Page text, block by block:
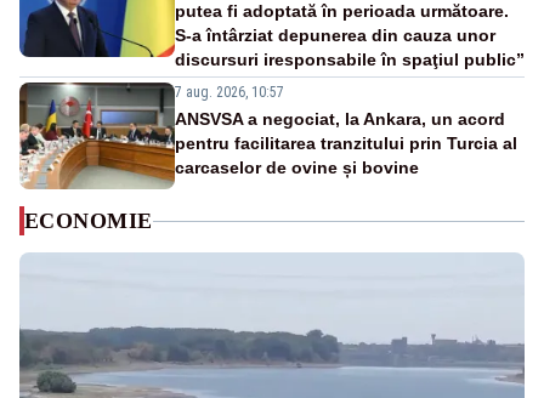
putea fi adoptată în perioada următoare.
S-a întârziat depunerea din cauza unor
discursuri iresponsabile în spaţiul public”
7 aug. 2026, 10:57
ANSVSA a negociat, la Ankara, un acord
pentru facilitarea tranzitului prin Turcia al
carcaselor de ovine și bovine
ECONOMIE